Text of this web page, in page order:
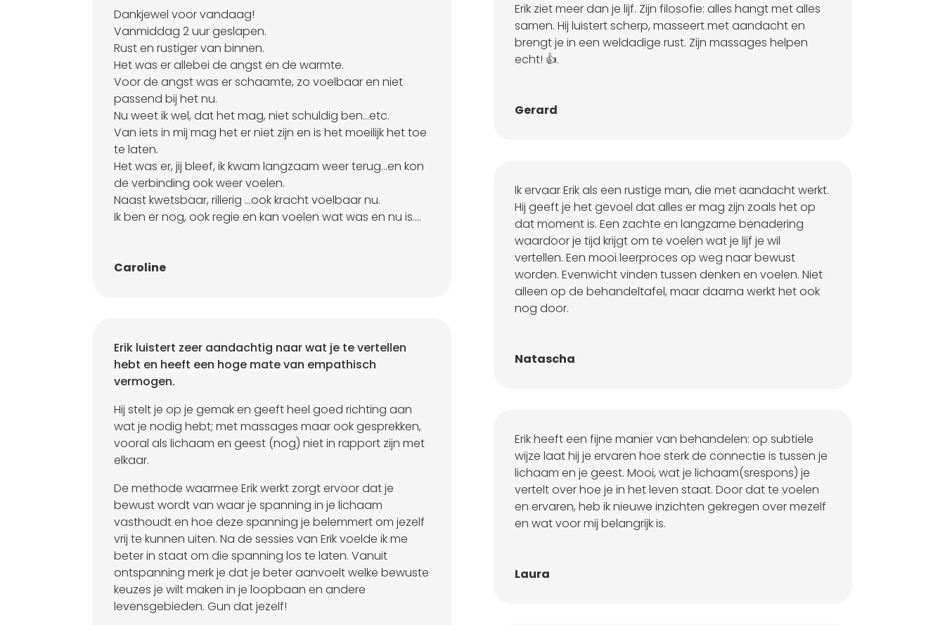
Dankjewel voor vandaag!
Vanmiddag 2 uur geslapen.
Rust en rustiger van binnen.
Het was er allebei de angst en de warmte.
Voor de angst was er schaamte, zo voelbaar en niet
passend bij het nu.
Nu weet ik wel, dat het mag, niet schuldig ben…etc.
Van iets in mij mag het er niet zijn en is het moeilijk het toe
te laten.
Het was er, jij bleef, ik kwam langzaam weer terug…en kon
de verbinding ook weer voelen.
Naast kwetsbaar, rillerig …ook kracht voelbaar nu.
Ik ben er nog, ook regie en kan voelen wat was en nu is….
Caroline
Erik luistert zeer aandachtig naar wat je te vertellen
hebt en heeft een hoge mate van empathisch
vermogen.
Hij stelt je op je gemak en geeft heel goed richting aan
wat je nodig hebt; met massages maar ook gesprekken,
vooral als lichaam en geest (nog) niet in rapport zijn met
elkaar.
De methode waarmee Erik werkt zorgt ervoor dat je
bewust wordt van waar je spanning in je lichaam
vasthoudt en hoe deze spanning je belemmert om jezelf
vrij te kunnen uiten. Na de sessies van Erik voelde ik me
beter in staat om die spanning los te laten. Vanuit
ontspanning merk je dat je beter aanvoelt welke bewuste
keuzes je wilt maken in je loopbaan en andere
levensgebieden. Gun dat jezelf!
Erik ziet meer dan je lijf. Zijn filosofie: alles hangt met alles
samen. Hij luistert scherp, masseert met aandacht en
brengt je in een weldadige rust. Zijn massages helpen
echt! 👍.
Gerard
Ik ervaar Erik als een rustige man, die met aandacht werkt.
Hij geeft je het gevoel dat alles er mag zijn zoals het op
dat moment is. Een zachte en langzame benadering
waardoor je tijd krijgt om te voelen wat je lijf je wil
vertellen. Een mooi leerproces op weg naar bewust
worden. Evenwicht vinden tussen denken en voelen. Niet
alleen op de behandeltafel, maar daarna werkt het ook
nog door.
Natascha
Erik heeft een fijne manier van behandelen: op subtiele
wijze laat hij je ervaren hoe sterk de connectie is tussen je
lichaam en je geest. Mooi, wat je lichaam(srespons) je
vertelt over hoe je in het leven staat. Door dat te voelen
en ervaren, heb ik nieuwe inzichten gekregen over mezelf
en wat voor mij belangrijk is.
Laura